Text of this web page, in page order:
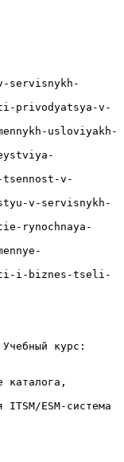
servisnykh-
privodyatsya-v-
usloviyakh-
tsennost-v-
v-servisnykh-
rynochnaya-
i-biznes-tseli-
курс:
каталога,
ESM-система